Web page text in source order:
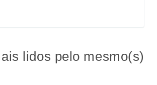
lidos pelo mesmo(s)